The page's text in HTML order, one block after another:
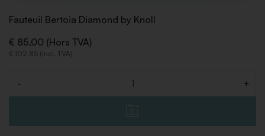
Fauteuil Bertoia Diamond by Knoll
€ 85,00 (Hors TVA)
€ 102,85 (Incl. TVA)
- +